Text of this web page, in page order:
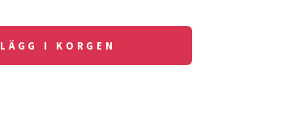
LÄGG I KORGEN